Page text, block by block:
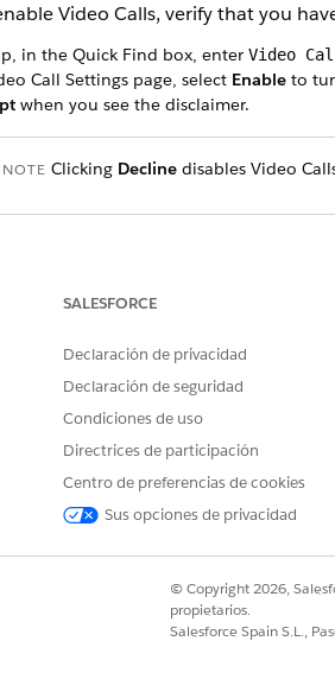
Video Calls, verify that you
in the Quick Find box, enter Video
Call Settings page, select Enable to
when you see the disclaimer.
NOTE Clicking Decline disables Video
ARTÍCULO SU PROBLEMA?
SALESFORCE
Declaración de privacidad
Declaración de seguridad
Condiciones de uso
Directrices de participación
Centro de preferencias de cookies
Sus opciones de privacidad
© Copyright 2026,
propietarios.
Salesforce Spain S.L.,